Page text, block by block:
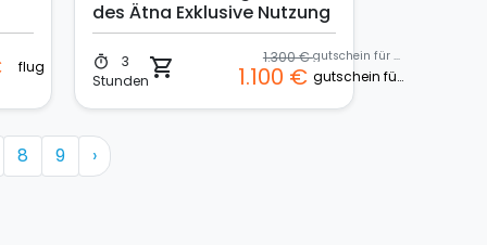
flug
des Ätna Exklusive Nutzung
timer
3
Stundenshopping_cart 1.300 € gutschein für privatflug
1.100 € gutschein für privatflug
8 9 ›